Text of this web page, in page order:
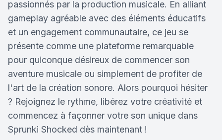
passionnés par la production musicale. En alliant
gameplay agréable avec des éléments éducatifs
et un engagement communautaire, ce jeu se
présente comme une plateforme remarquable
pour quiconque désireux de commencer son
aventure musicale ou simplement de profiter de
l'art de la création sonore. Alors pourquoi hésiter
? Rejoignez le rythme, libérez votre créativité et
commencez à façonner votre son unique dans
Sprunki Shocked dès maintenant !